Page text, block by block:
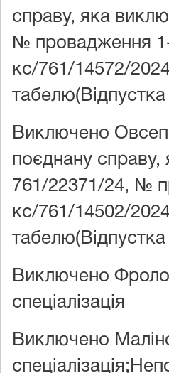
справу, яка
№ провадження
кс/761/14572/
табелю(Відпустка
Виключено
поєднану
761/22371/24, №
кс/761/14502/
табелю(Відпустка
Виключено
спеціалізація
Виключено